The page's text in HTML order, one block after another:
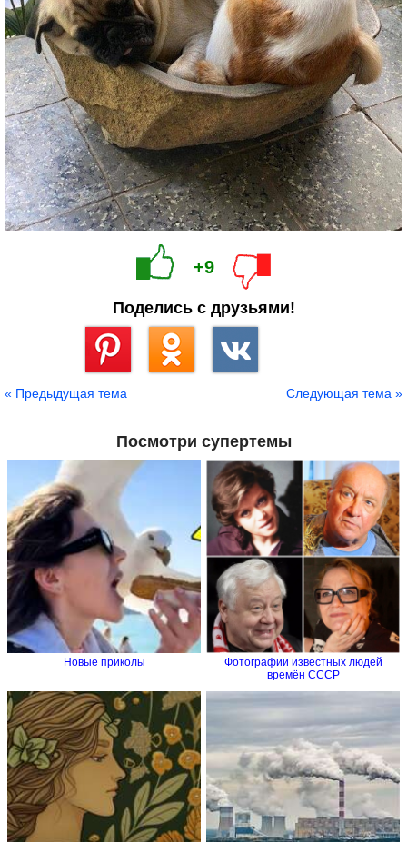
+9
Поделись с друзьями!
« Предыдущая тема Следующая тема »
Посмотри супертемы
Новые приколы
Фотографии известных людей
времён СССР